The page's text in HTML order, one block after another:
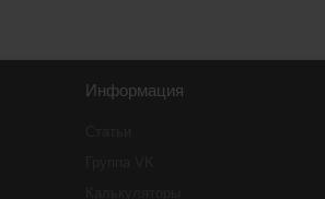
Информация